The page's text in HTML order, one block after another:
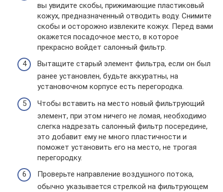
вы увидите скобы, прижимающие пластиковый
кожух, предназначенный отводить воду. Снимите
скобы и осторожно извлеките кожух. Перед вами
окажется посадочное место, в которое
прекрасно войдет салонный фильтр.
Вытащите старый элемент фильтра, если он был
ранее установлен, будьте аккуратны, на
установочном корпусе есть перегородка.
Чтобы вставить на место новый фильтрующий
элемент, при этом ничего не ломая, необходимо
слегка надрезать салонный фильтр посередине,
это добавит ему не много пластичности и
поможет установить его на место, не трогая
перегородку.
Проверьте направление воздушного потока,
обычно указывается стрелкой на фильтрующем